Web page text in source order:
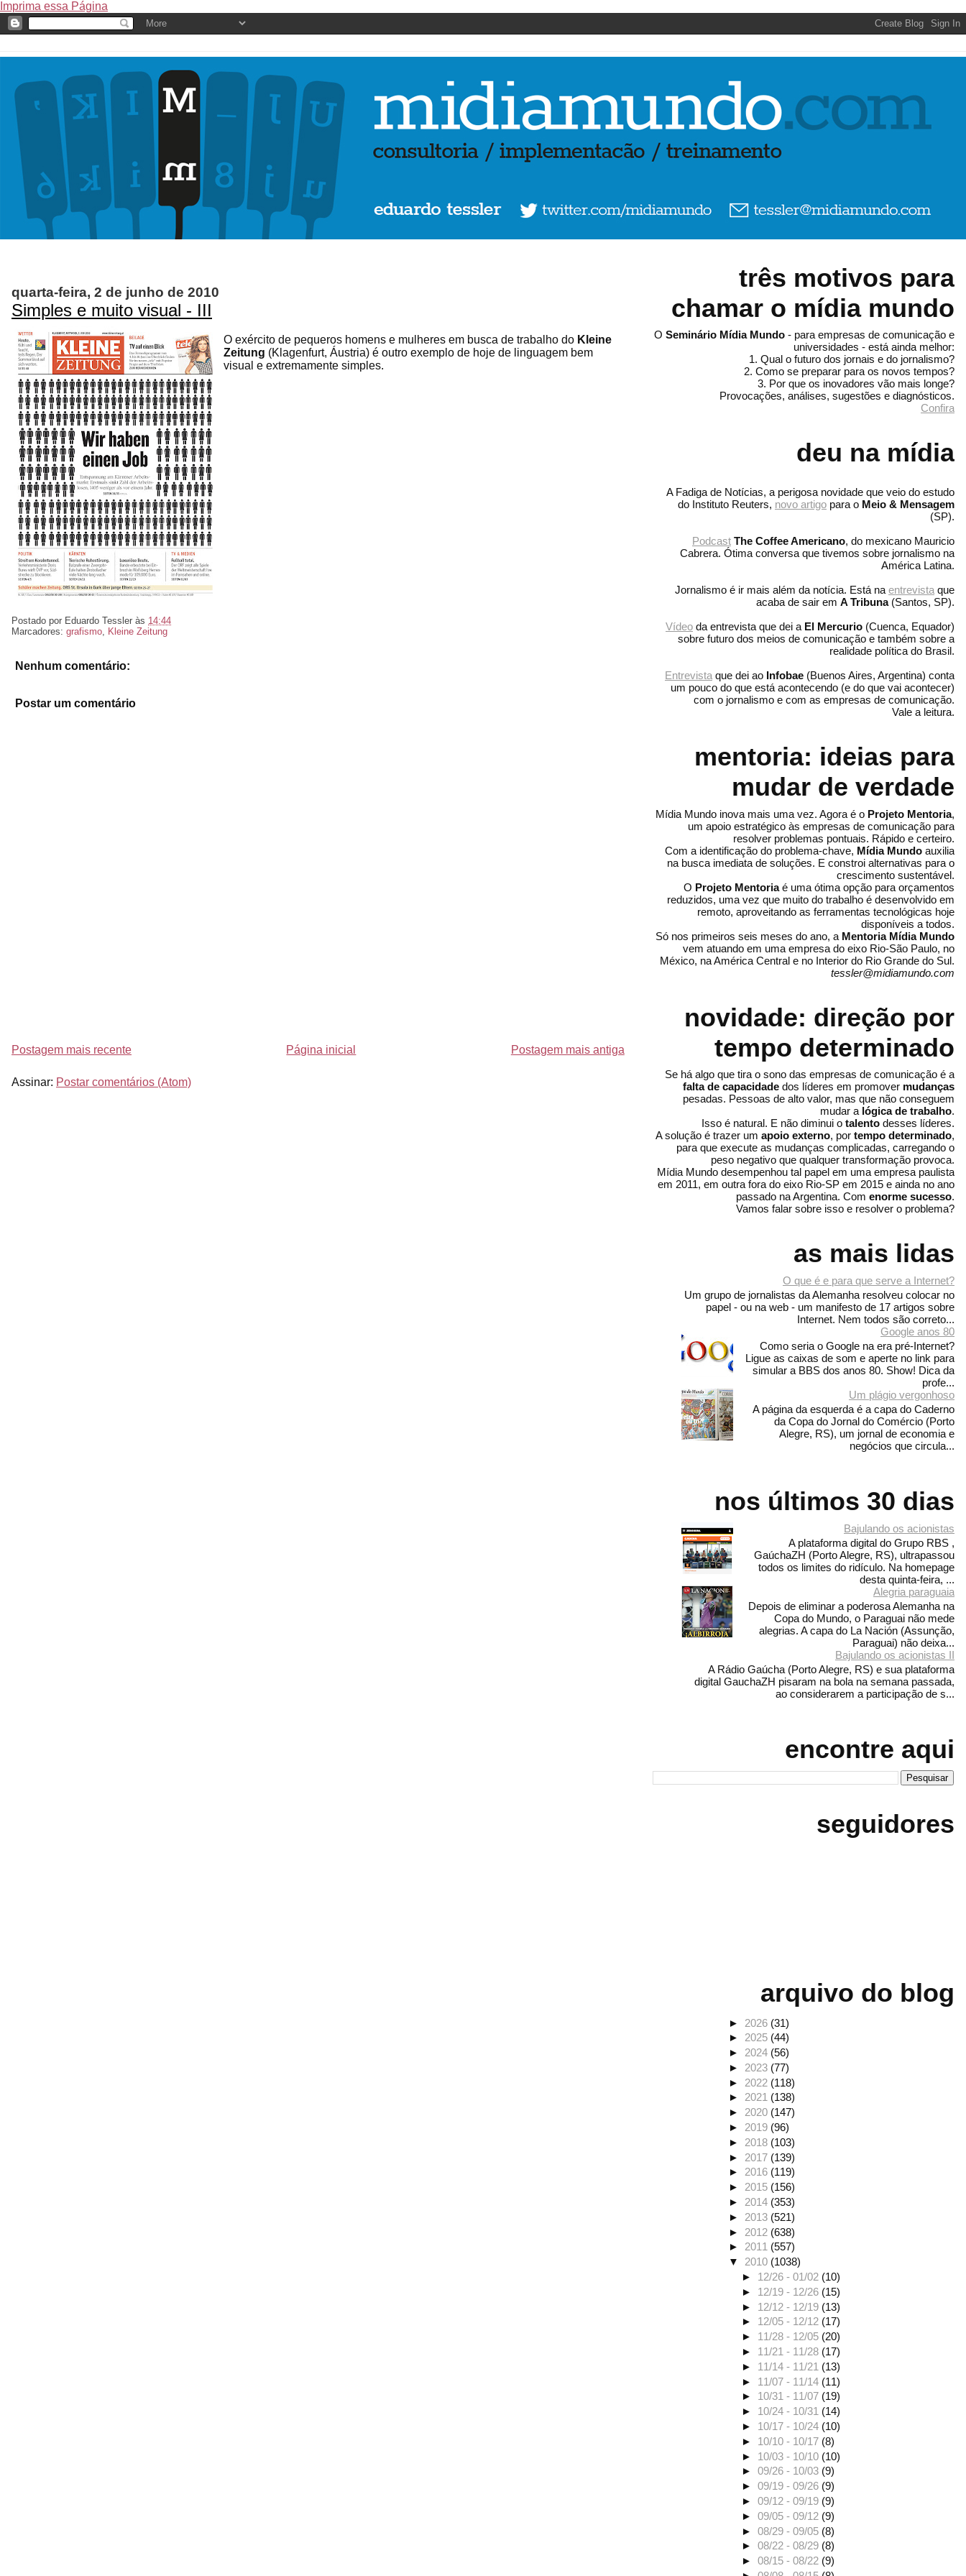
Imprima essa Página
quarta-feira, 2 de junho de 2010
Simples e muito visual - III
O exército de pequeros homens e mulheres em busca de trabalho do Kleine
Zeitung (Klagenfurt, Áustria) é outro exemplo de hoje de linguagem bem
visual e extremamente simples.
Postado por Eduardo Tessler às 14:44
Marcadores: grafismo Kleine Zeitung
Nenhum comentário:
Postar um comentário
Postagem mais recente Postagem mais antiga
Página inicial
Assinar: Postar comentários (Atom)
três motivos para
chamar o mídia mundo
O Seminário Mídia Mundo - para empresas de comunicação e
universidades - está ainda melhor:
1. Qual o futuro dos jornais e do jornalismo?
2. Como se preparar para os novos tempos?
3. Por que os inovadores vão mais longe?
Provocações, análises, sugestões e diagnósticos.
Confira
deu na mídia
A Fadiga de Notícias, a perigosa novidade que veio do estudo
do Instituto Reuters, novo artigo para o Meio & Mensagem
(SP).
Podcast The Coffee Americano, do mexicano Mauricio
Cabrera. Ótima conversa que tivemos sobre jornalismo na
América Latina.
Jornalismo é ir mais além da notícia. Está na entrevista que
acaba de sair em A Tribuna(Santos, SP).
Vídeo da entrevista que dei a El Mercurio (Cuenca, Equador)
sobre futuro dos meios de comunicação e também sobre a
realidade política do Brasil.
Entrevista que dei ao Infobae (Buenos Aires, Argentina) conta
um pouco do que está acontecendo (e do que vai acontecer)
com o jornalismo e com as empresas de comunicação.
Vale a leitura.
mentoria: ideias para
mudar de verdade
Mídia Mundo inova mais uma vez. Agora é o Projeto Mentoria,
um apoio estratégico às empresas de comunicação para
resolver problemas pontuais. Rápido e certeiro.
Com a identificação do problema-chave, Mídia Mundo auxilia
na busca imediata de soluções. E constroi alternativas para o
crescimento sustentável.
O Projeto Mentoriaé uma ótima opção para orçamentos
reduzidos, uma vez que muito do trabalho é desenvolvido em
remoto, aproveitando as ferramentas tecnológicas hoje
disponíveis a todos.
Só nos primeiros seis meses do ano, a Mentoria Mídia Mundo
vem atuando em uma empresa do eixo Rio-São Paulo, no
México, na América Central e no Interior do Rio Grande do Sul.
tessler@midiamundo.com
novidade: direção por
tempo determinado
Se há algo que tira o sono das empresas de comunicação é a
falta de capacidade dos líderes em promover mudanças
pesadas. Pessoas de alto valor, mas que não conseguem
mudar a lógica de trabalho.
Isso é natural. E não diminui o talento desses líderes.
A solução é trazer um apoio externo, por tempo determinado,
para que execute as mudanças complicadas, carregando o
peso negativo que qualquer transformação provoca.
Mídia Mundo desempenhou tal papel em uma empresa paulista
em 2011, em outra fora do eixo Rio-SP em 2015 e ainda no ano
passado na Argentina. Com enorme sucesso.
Vamos falar sobre isso e resolver o problema?
as mais lidas
O que é e para que serve a Internet?
Um grupo de jornalistas da Alemanha resolveu colocar no
papel - ou na web - um manifesto de 17 artigos sobre
Internet. Nem todos são correto...
Google anos 80
Como seria o Google na era pré-Internet?
Ligue as caixas de som e aperte no link para
simular a BBS dos anos 80. Show! Dica da
profe...
Um plágio vergonhoso
A página da esquerda é a capa do Caderno
da Copa do Jornal do Comércio (Porto
Alegre, RS), um jornal de economia e
negócios que circula...
nos últimos 30 dias
Bajulando os acionistas
A plataforma digital do Grupo RBS ,
GaúchaZH (Porto Alegre, RS), ultrapassou
todos os limites do ridículo. Na homepage
desta quinta-feira, ...
Alegria paraguaia
Depois de eliminar a poderosa Alemanha na
Copa do Mundo, o Paraguai não mede
alegrias. A capa do La Nación (Assunção,
Paraguai) não deixa...
Bajulando os acionistas II
A Rádio Gaúcha (Porto Alegre, RS) e sua plataforma
digital GauchaZH pisaram na bola na semana passada,
ao considerarem a participação de s...
encontre aqui
seguidores
arquivo do blog
► 2026 (31)
► 2025 (44)
► 2024 (56)
► 2023 (77)
► 2022 (118)
►2021 (138)
► 2020 (147)
► 2019 (96)
► 2018 (103)
► 2017 (139)
►2016 (119)
► 2015 (156)
► 2014 (353)
► 2013 (521)
► 2012 (638)
►2011 (557)
▼ 2010 (1038)
► 12/26 - 01/02 (10)
► 12/19 - 12/26 (15)
► 12/12 - 12/19 (13)
► 12/05 - 12/12 (17)
► 11/28 - 12/05 (20)
► 11/21 - 11/28 (17)
► 11/14 - 11/21 (13)
► 11/07 - 11/14 (11)
► 10/31 - 11/07 (19)
► 10/24 - 10/31 (14)
► 10/17 - 10/24 (10)
► 10/10 - 10/17 (8)
► 10/03 - 10/10 (10)
►09/26 - 10/03 (9)
►09/19 - 09/26 (9)
►09/12 - 09/19 (9)
►09/05 - 09/12 (9)
►08/29 - 09/05 (8)
►08/22 - 08/29 (8)
►08/15 - 08/22 (9)